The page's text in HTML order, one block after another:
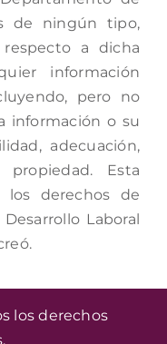
de ningún tipo,
a dicha
información
pero no
información o su
adecuación,
Esta
los derechos de
Laboral
los derechos